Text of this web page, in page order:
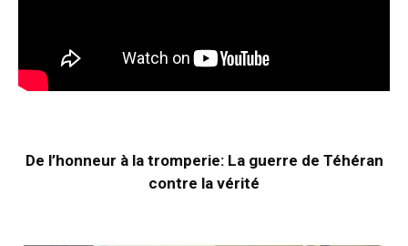
De l’honneur à la tromperie: La guerre de Téhéran
contre la vérité